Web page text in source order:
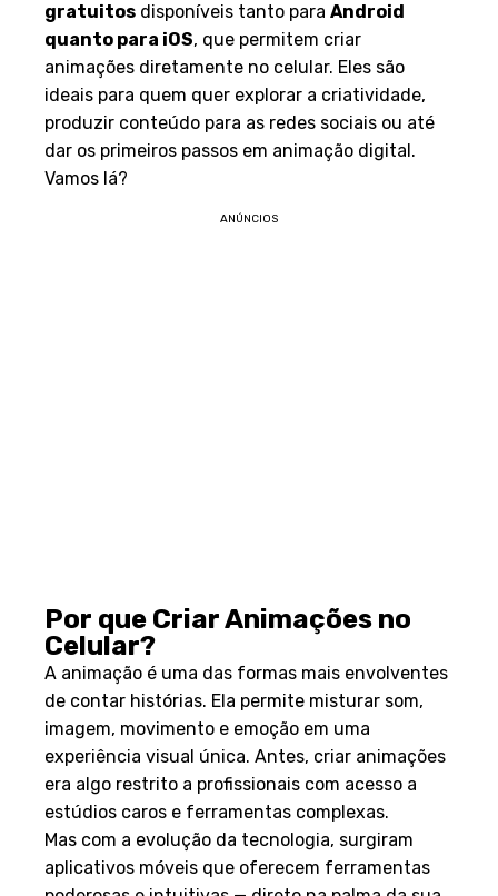
gratuitos disponíveis tanto para Android
quanto para iOS, que permitem criar
animações diretamente no celular. Eles são
ideais para quem quer explorar a criatividade,
produzir conteúdo para as redes sociais ou até
dar os primeiros passos em animação digital.
Vamos lá?
ANÚNCIOS
Por que Criar Animações no
Celular?
A animação é uma das formas mais envolventes
de contar histórias. Ela permite misturar som,
imagem, movimento e emoção em uma
experiência visual única. Antes, criar animações
era algo restrito a profissionais com acesso a
estúdios caros e ferramentas complexas.
Mas com a evolução da tecnologia, surgiram
aplicativos móveis que oferecem ferramentas